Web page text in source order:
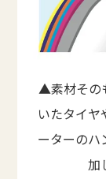
▲素材その
いたタイ
ーターのハ
加